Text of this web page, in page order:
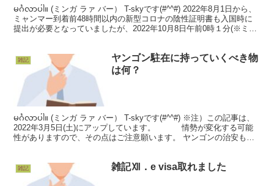
မင်္ဂလာပါ။ (ミンガ ラァ バー） T-skyです(#^^#) 2022年8月1日から、
ミャンマー到着前48時間以内の新型コロナの陰性証明書も入国時に
提出が必要となっていましたが、2022年10月8日午前0時１分(※ミャ
雑記
ヤンゴン駐在に持っていくべき物
は何？
မင်္ဂလာပါ။ (ミンガ ラァ バー） T-skyです(#^^#) ※注）この記事は、
2022年3月5日(土)にアップしています。 情勢が変化する可能
性がありますので、その点はご注意願います。 ヤンゴンの治安も落
雑記 雑記Ⅻ．e visa取れました